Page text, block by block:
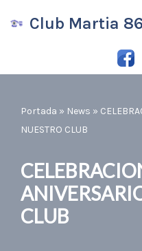
contenido
Club Martia 86
Portada » News »
NUESTRO CLUB
CLUB